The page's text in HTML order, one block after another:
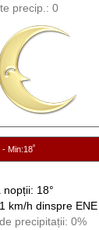
precip.: 0
- Min:18˚
nopții: 18°
km/h dinspreENE
precipitații: 0%